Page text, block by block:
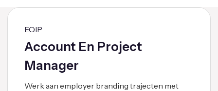
EQIP
Account En Project
Manager
Werk aan employer branding trajecten met